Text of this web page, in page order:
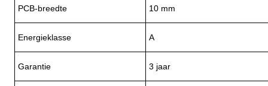
PCB-breedte 10 mm
Energieklasse A
Garantie 3 jaar